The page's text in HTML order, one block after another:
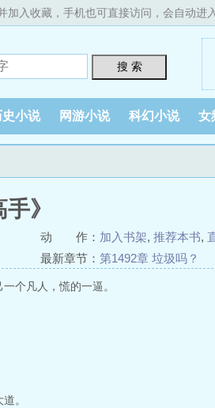
加入收藏，手机也可直接访问，会自动进
搜 索
史小说 网游小说 科幻小说 女
》
动 作： 加入书架, 推荐本书,
最新章节： 第1492章 垃圾吗？
个凡人，慌的一逼。
。